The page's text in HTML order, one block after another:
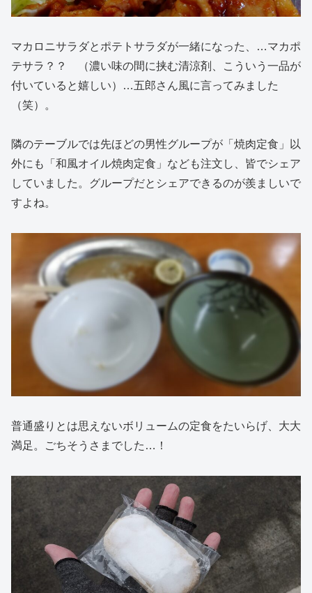
マカロニサラダとポテトサラダが一緒になった、…マカポ
テサラ？？ （濃い味の間に挟む清涼剤、こういう一品が
付いていると嬉しい）…五郎さん風に言ってみました
（笑）。
隣のテーブルでは先ほどの男性グループが「焼肉定食」以
外にも「和風オイル焼肉定食」なども注文し、皆でシェア
していました。グループだとシェアできるのが羨ましいで
すよね。
普通盛りとは思えないボリュームの定食をたいらげ、大大
満足。ごちそうさまでした…！